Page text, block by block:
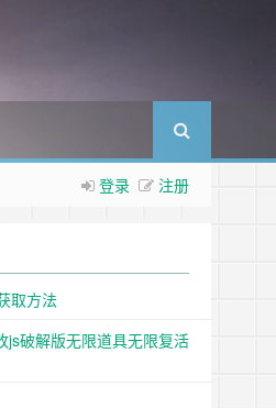
登录 注册
取方法
js破解版无限道具无限复活